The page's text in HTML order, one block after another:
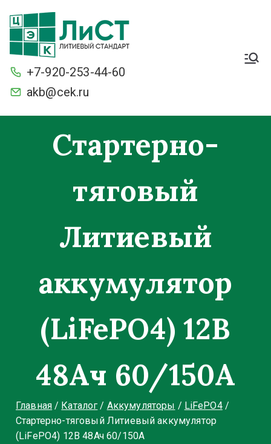
стартерные токи и ёмкость.
+7-920-253-44-60
akb@cek.ru
Стартерно-
тяговый
Литиевый
аккумулятор
(LiFePO4) 12В
48Ач 60/150А
Главная Каталог Аккумуляторы
LiFePO4
Стартерно-тяговый Литиевый аккумулятор
(LiFePO4) 12В 48Ач 60/150А